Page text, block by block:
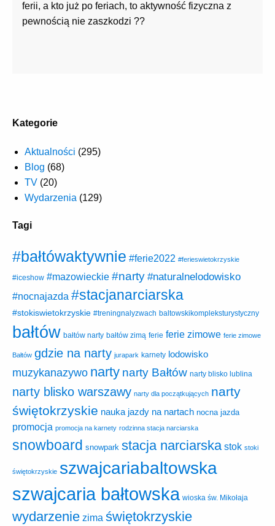
ferii, a kto już po feriach, to aktywność fizyczna z
pewnością nie zaszkodzi ??
Kategorie
Aktualności (295)
Blog (68)
TV (20)
Wydarzenia (129)
Tagi
#bałtówaktywnie #ferie2022 #ferieswietokrzyskie
#iceshow #mazowieckie #narty #naturalnelodowisko
#nocnajazda #stacjanarciarska
#stokiswietokrzyskie #treningnalyzwach baltowskikompleksturystyczny
bałtów bałtów narty bałtów zimą ferie ferie zimowe ferie zimowe
Bałtów gdzie na narty jurapark karnety lodowisko
muzykanazywo narty narty Bałtów narty blisko lublina
narty blisko warszawy narty dla początkujących narty
świętokrzyskie nauka jazdy na nartach nocna jazda
promocja promocja na karnety rodzinna stacja narciarska
snowboard snowpark stacja narciarska stok stoki
świętokrzyskie szwajcariabaltowska
szwajcaria bałtowska wioska św. Mikołaja
wydarzenie zima świętokrzyskie